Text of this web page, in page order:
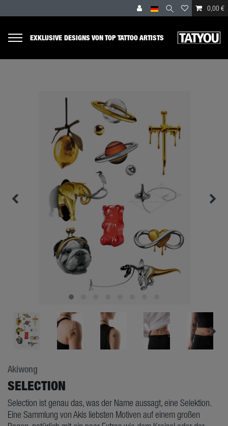
0,00 €
EXKLUSIVE DESIGNS VON TOP TATTOO ARTISTS
Akiwong
SELECTION
Selection ist genau das, was der Name aussagt, eine Selektion.
Eine Sammlung von Akis liebsten Motiven auf einem großen